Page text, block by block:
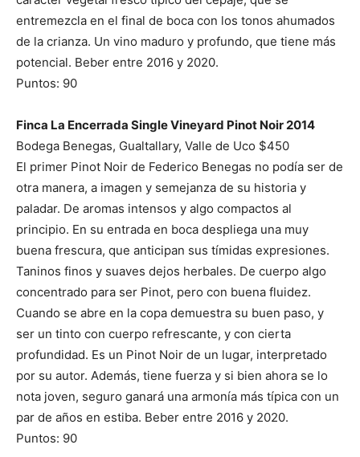
entremezcla en el final de boca con los tonos ahumados
de la crianza. Un vino maduro y profundo, que tiene más
potencial. Beber entre 2016 y 2020.
Puntos: 90
Finca La Encerrada Single Vineyard Pinot Noir 2014
Bodega Benegas, Gualtallary, Valle de Uco $450
El primer Pinot Noir de Federico Benegas no podía ser de
otra manera, a imagen y semejanza de su historia y
paladar. De aromas intensos y algo compactos al
principio. En su entrada en boca despliega una muy
buena frescura, que anticipan sus tímidas expresiones.
Taninos finos y suaves dejos herbales. De cuerpo algo
concentrado para ser Pinot, pero con buena fluidez.
Cuando se abre en la copa demuestra su buen paso, y
ser un tinto con cuerpo refrescante, y con cierta
profundidad. Es un Pinot Noir de un lugar, interpretado
por su autor. Además, tiene fuerza y si bien ahora se lo
nota joven, seguro ganará una armonía más típica con un
par de años en estiba. Beber entre 2016 y 2020.
Puntos: 90